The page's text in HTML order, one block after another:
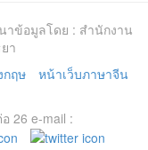
าข้อมูลโดย : สำนักงาน
า
กฤษ
หน้าเว็บภาษาจีน
26 e-mail :